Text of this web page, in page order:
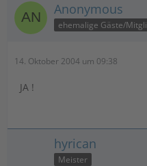
Anonymous
14. Oktober 2004 um 09:38
JA !
hyrican
Meister